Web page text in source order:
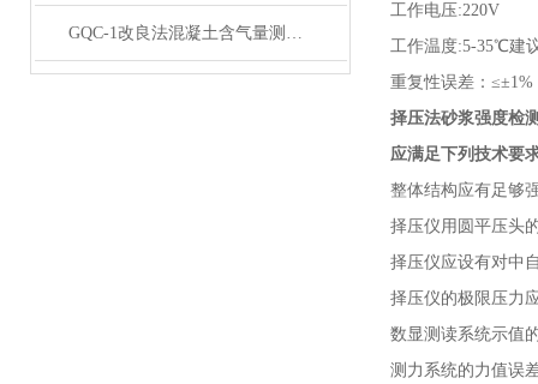
GQC-1改良法混凝土含气量测定仪产品展示
工作电压:220V
工作温度:5-35℃建
重复性误差： ≤±1%
择压法砂浆强度检
应满足下列技术要
整体结构应有足够
择压仪用圆平压头
择压仪应设有对中
择压仪的极限压力
数显测读系统示值
测力系统的力值误